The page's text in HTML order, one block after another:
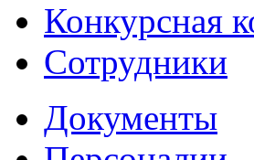
Конкурсная
Сотрудники
Документы